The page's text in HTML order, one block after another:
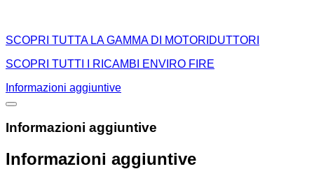
SCOPRI TUTTA LA GAMMA DI MOTORIDUTTORI
SCOPRI TUTTI I RICAMBI ENVIRO FIRE
Informazioni aggiuntive
Informazioni aggiuntive
Informazioni aggiuntive